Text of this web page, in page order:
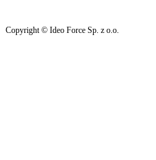
Copyright © Ideo Force Sp. z o.o.